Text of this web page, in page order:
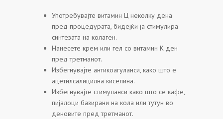
Употребувајте витамин Ц неколку дена
пред процедурата, бидејќи ја стимулира
синтезата на колаген.
Нанесете крем или гел со витамин К ден
пред третманот.
Избегнувајте антикоагуланси, како што е
ацетилсалицилна киселина.
Избегнувајте стимуланси како што се кафе,
пијалоци базирани на кола или тутун во
деновите пред третманот.